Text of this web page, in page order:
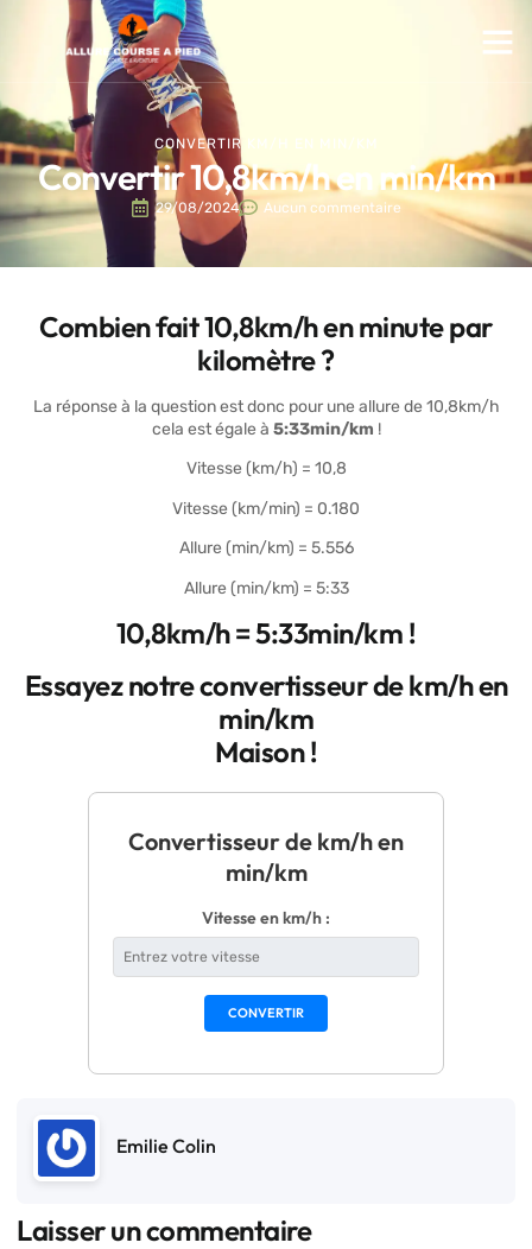
CONVERTIR KM/H EN MIN/KM
Convertir 10,8km/h en min/km
29/08/2024 Aucun commentaire
Combien fait 10,8km/h en minute par
kilomètre ?
La réponse à la question est donc pour une allure de 10,8km/h
cela est égale à 5:33min/km !
Vitesse (km/h) = 10,8
Vitesse (km/min) = 0.180
Allure (min/km) = 5.556
Allure (min/km) = 5:33
10,8km/h = 5:33min/km !
Essayez notre convertisseur de km/h en
min/km
Maison !
Convertisseur de km/h en
min/km
Vitesse en km/h :
CONVERTIR
Emilie Colin
Laisser un commentaire